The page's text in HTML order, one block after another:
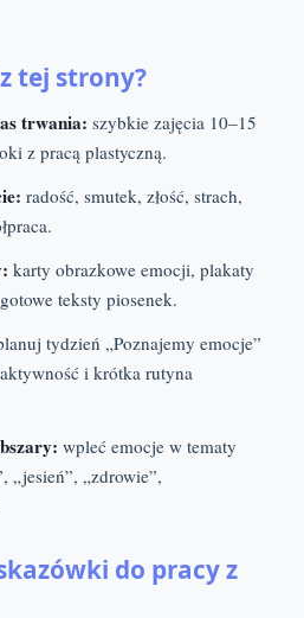
tej strony?
trwania: szybkie zajęcia 10–15
z pracą plastyczną.
radość, smutek, złość, strach,
karty obrazkowe emocji, plakaty
teksty piosenek.
tydzień „Poznajemy emocje”
i krótka rutyna
wpleć emocje w tematy
„jesień”, „zdrowie”,
do pracy z